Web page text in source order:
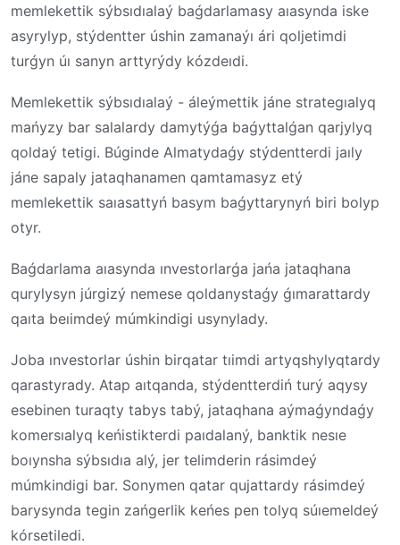
memlekettik sýbsıdıalaý baǵdarlamasy aıasynda iske
asyrylyp, stýdentter úshin zamanaýı ári qoljetimdi
turǵyn úı sanyn arttyrýdy kózdeıdi.
Memlekettik sýbsıdıalaý - áleýmettik jáne strategıalyq
mańyzy bar salalardy damytýǵa baǵyttalǵan qarjylyq
qoldaý tetigi. Búginde Almatydaǵy stýdentterdi jaıly
jáne sapaly jataqhanamen qamtamasyz etý
memlekettik saıasattyń basym baǵyttarynyń biri bolyp
otyr.
Baǵdarlama aıasynda ınvestorlarǵa jańa jataqhana
qurylysyn júrgizý nemese qoldanystaǵy ǵımarattardy
qaıta beıimdeý múmkindigi usynylady.
Joba ınvestorlar úshin birqatar tıimdi artyqshylyqtardy
qarastyrady. Atap aıtqanda, stýdentterdiń turý aqysy
esebinen turaqty tabys tabý, jataqhana aýmaǵyndaǵy
komersıalyq keńistikterdi paıdalaný, banktik nesıe
boıynsha sýbsıdıa alý, jer telimderin rásimdeý
múmkindigi bar. Sonymen qatar qujattardy rásimdeý
barysynda tegin zańgerlik keńes pen tolyq súıemeldeý
kórsetiledi.